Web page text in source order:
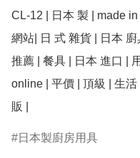
CL-12 | 日本 製 | made
網站| 日 式 雜貨 | 日本 廚
推薦 | 餐具 | 日本 進口 |
online | 平價 | 頂級 | 生
販 |
日本製廚房用具